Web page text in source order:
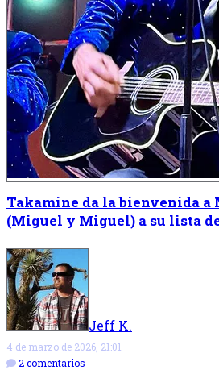
Takamine da la bienvenida
(Miguel y Miguel) a su lista
Jeff K.
4 de marzo de 2026, 21:01
2 comentarios